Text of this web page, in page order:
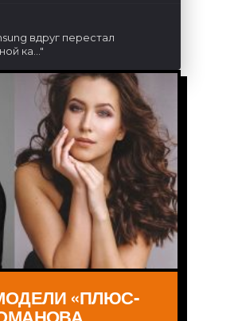
вдруг перестал
ка..."
«ПЛЮС-